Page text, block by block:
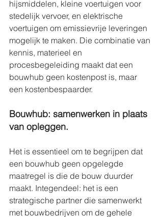
hijsmiddelen, kleine voertuigen voor
stedelijk vervoer, en elektrische
voertuigen om emissievrije leveringen
mogelijk te maken. Die combinatie van
kennis, materieel en
procesbegeleiding maakt dat een
bouwhub geen kostenpost is, maar
een kostenbespaarder.
Bouwhub: samenwerken in plaats
van opleggen.
Het is essentieel om te begrijpen dat
een bouwhub geen opgelegde
maatregel is die de bouw duurder
maakt. Integendeel: het is een
strategische partner die samenwerkt
met bouwbedrijven om de gehele